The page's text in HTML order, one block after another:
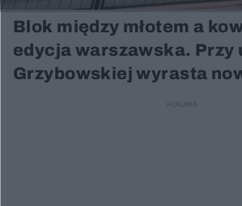
Blok między młotem a
edycja warszawska. Przy
Grzybowskiej wyrasta